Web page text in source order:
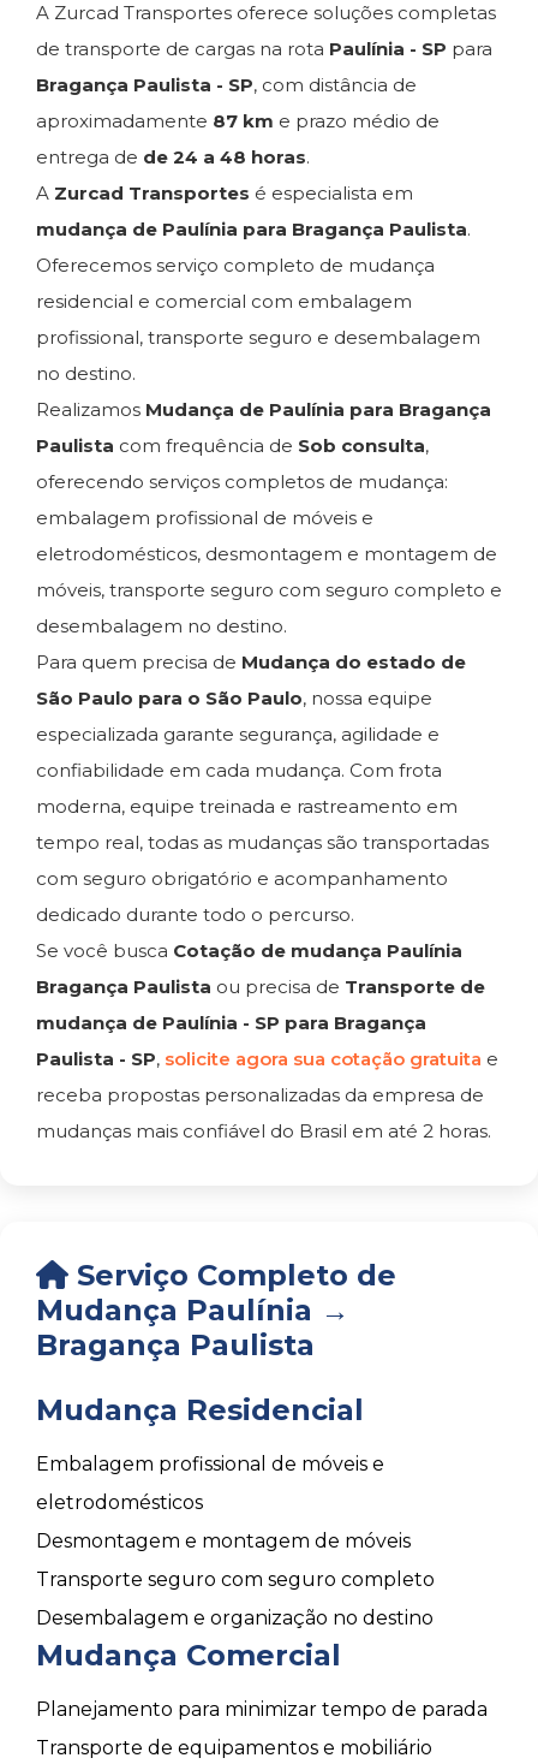
A Zurcad Transportes oferece soluções completas
de transporte de cargas na rota Paulínia - SP para
Bragança Paulista - SP, com distância de
aproximadamente 87 km e prazo médio de
entrega de de 24 a 48 horas.
A Zurcad Transportes é especialista em
mudança de Paulínia para Bragança Paulista.
Oferecemos serviço completo de mudança
residencial e comercial com embalagem
profissional, transporte seguro e desembalagem
no destino.
Realizamos Mudança de Paulínia para Bragança
Paulista com frequência de Sob consulta,
oferecendo serviços completos de mudança:
embalagem profissional de móveis e
eletrodomésticos, desmontagem e montagem de
móveis, transporte seguro com seguro completo e
desembalagem no destino.
Para quem precisa de Mudança do estado de
São Paulo para o São Paulo, nossa equipe
especializada garante segurança, agilidade e
confiabilidade em cada mudança. Com frota
moderna, equipe treinada e rastreamento em
tempo real, todas as mudanças são transportadas
com seguro obrigatório e acompanhamento
dedicado durante todo o percurso.
Se você busca Cotação de mudança Paulínia
Bragança Paulista ou precisa de Transporte de
mudança de Paulínia - SP para Bragança
Paulista - SP, solicite agora sua cotação gratuita e
receba propostas personalizadas da empresa de
mudanças mais confiável do Brasil em até 2 horas.
Serviço Completo de
Mudança Paulínia →
Bragança Paulista
Mudança Residencial
Embalagem profissional de móveis e
eletrodomésticos
Desmontagem e montagem de móveis
Transporte seguro com seguro completo
Desembalagem e organização no destino
Mudança Comercial
Planejamento para minimizar tempo de parada
Transporte de equipamentos e mobiliário